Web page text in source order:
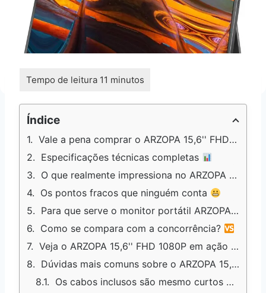
Índice
Vale a pena comprar o ARZOPA 15,6'' FHD 1080P?
Especificações técnicas completas
O que realmente impressiona no ARZOPA 15,6'' FHD 1080P
Os pontos fracos que ninguém conta
Para que serve o monitor portátil ARZOPA 15,6'' FHD 1080P?
Como se compara com a concorrência?
Veja o ARZOPA 15,6'' FHD 1080P em ação
Dúvidas mais comuns sobre o ARZOPA 15,6'' FHD 1080P
Os cabos inclusos são mesmo curtos ou dá para usar normalmente?